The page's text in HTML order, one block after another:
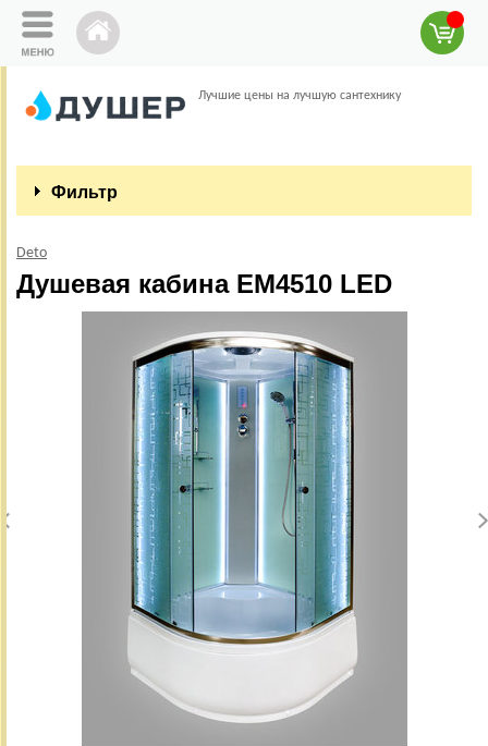
Лучшие цены на лучшую сантехнику
Фильтр
Deto
Душевая кабина EM4510 LED